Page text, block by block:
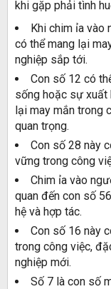
khi gặp phải tình
Khi chim ỉa vào
có thể mang lại
nghiệp sắp tới.
Con số 12 có
sống hoặc sự xuất
lại may mắn trong
quan trọng.
Con số 28 này
vững trong công
Chim ỉa vào
quan đến con số
hệ và hợp tác.
Con số 16 này
trong công việc,
nghiệp mới.
Số 7 là con số